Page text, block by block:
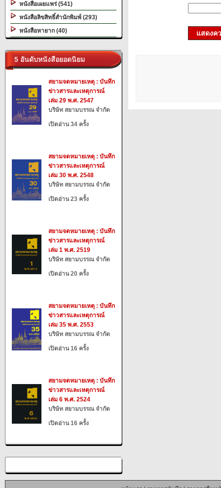
หนังสือเผยแพร่ (541)
หนังสือลิขสิทธิ์สำนักพิมพ์ (293)
หนังสือหายาก (40)
5 อันดับหนังสือยอดนิยม
สยามจดหมายเหตุ : บันทึก
ข่าวสารและเหตุการณ์
เล่ม 29 พ.ศ. 2547
บริษัท สยามบรรณ จำกัด
เปิดอ่าน 34 ครั้ง
สยามจดหมายเหตุ : บันทึก
ข่าวสารและเหตุการณ์
เล่ม 30 พ.ศ. 2548
บริษัท สยามบรรณ จำกัด
เปิดอ่าน 23 ครั้ง
สยามจดหมายเหตุ : บันทึก
ข่าวสารและเหตุการณ์
เล่ม 1 พ.ศ. 2519
บริษัท สยามบรรณ จำกัด
เปิดอ่าน 20 ครั้ง
สยามจดหมายเหตุ : บันทึก
ข่าวสารและเหตุการณ์
เล่ม 35 พ.ศ. 2553
บริษัท สยามบรรณ จำกัด
เปิดอ่าน 16 ครั้ง
สยามจดหมายเหตุ : บันทึก
ข่าวสารและเหตุการณ์
เล่ม 6 พ.ศ. 2524
บริษัท สยามบรรณ จำกัด
เปิดอ่าน 16 ครั้ง
แสดงค